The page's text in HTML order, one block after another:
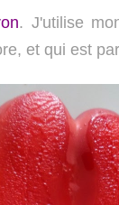
. J'utilise
et qui est